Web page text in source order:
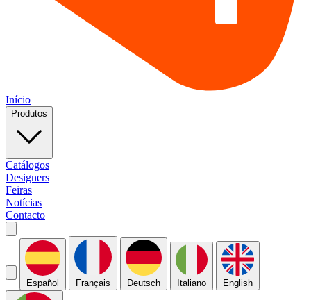
Início
Produtos
Catálogos
Designers
Feiras
Notícias
Contacto
Español Français Deutsch Italiano English